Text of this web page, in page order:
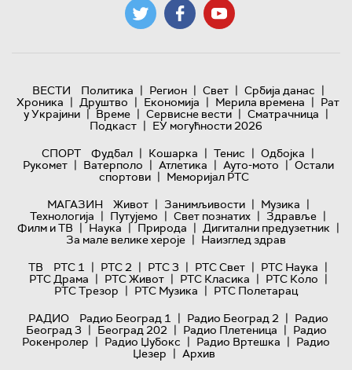
ВЕСТИ Политика | Регион | Свет | Србија данас |
Хроника | Друштво | Економија | Мерила времена | Рат
у Украјини | Време | Сервисне вести | Сматрачница |
Подкаст | ЕУ могућности 2026
СПОРТ
Фудбал | Кошарка | Тенис | Одбојка |
Рукомет | Ватерполо | Атлетика | Ауто-мото | Остали
спортови | Меморијал РТС
МАГАЗИН
Живот | Занимљивости | Музика |
Технологијa | Путујемо | Свет познатих | Здравље |
Филм и ТВ | Наука | Природа | Дигитални предузетник |
За мале велике хероје | Наизглед здрав
ТВ
РТС 1 | РТС 2 | РТС 3 | РТС Свет | РТС Наука |
РТС Драма | РТС Живот | РТС Класика | РТС Коло |
РТС Трезор | РТС Музика | РТС Полетарац
РАДИО
Радио Београд 1 | Радио Београд 2 | Радио
Београд 3 | Београд 202 | Радио Плетеница | Радио
Рокенролер | Радио Џубокс | Радио Вртешка | Радио
Џезер | Архив